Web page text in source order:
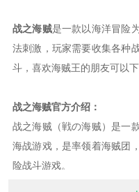
战之海贼是一款以海洋冒险
法刺激，玩家需要收集各种
斗，喜欢海贼王的朋友可以
战之海贼官方介绍：
战之海贼（戦の海贼）是一
海战游戏，是率领着海贼团
险战斗游戏。